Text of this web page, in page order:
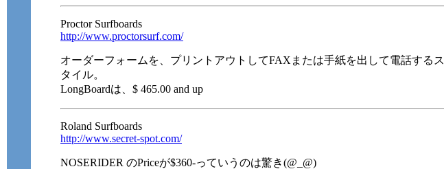
Proctor Surfboards
http://www.proctorsurf.com/
オーダーフォームを、プリントアウトしてFAXまたは手紙を出して電話するス
タイル。
LongBoardは、$ 465.00 and up
Roland Surfboards
http://www.secret-spot.com/
NOSERIDER のPriceが$360-っていうのは驚き(@_@)